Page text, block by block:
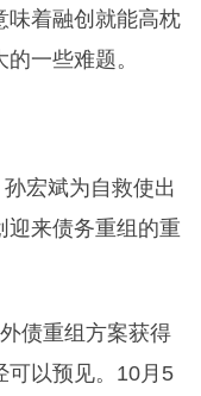
味着融创就能高枕
一些难题。
宏斌为自救使出
迎来债务重组的重
债重组方案获得
可以预见。10月5